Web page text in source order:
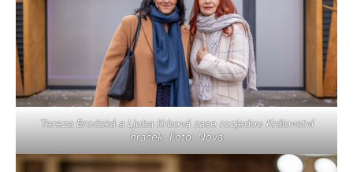
Tereza Brodská a Ljuba Krbová zase rozjedou Království
hraček. Foto: Nova